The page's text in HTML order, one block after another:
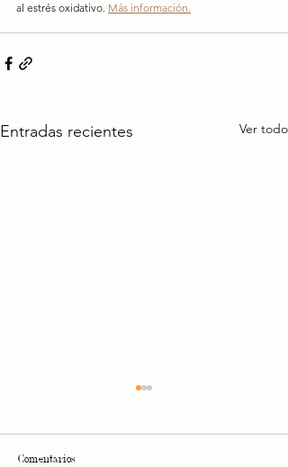
al estrés oxidativo. Más información.
Entradas recientes Ver todo
Comentarios